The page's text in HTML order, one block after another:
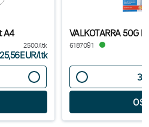
A4
2500/ltk
25,56EUR/ltk
VALKOTARRA 50G
6187091